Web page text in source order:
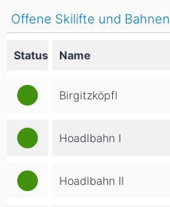
Offene Skilifte und Bahnen
Status Name
Birgitzköpfl
Hoadlbahn I
Hoadlbahn II